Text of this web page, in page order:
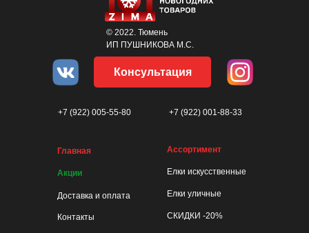
© 2022. Тюмень
ИП ПУШНИКОВА М.С.
Ассортимент
Акции Елки искусственные
СКИДКИ -20%
Главная
Доставка и оплата
Контакты
+7 (922) 001-88-33
+7 (922) 005-55-80
Консультация
Елки уличные